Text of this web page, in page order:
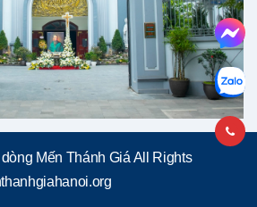
Mến Thánh Giá All Rights